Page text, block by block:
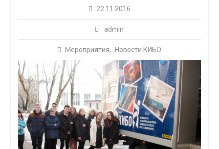
22.11.2016
admin
Мероприятия, Новости КИБО